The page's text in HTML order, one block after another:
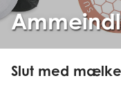
Slut med